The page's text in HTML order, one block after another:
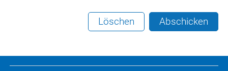
Löschen Abschicken